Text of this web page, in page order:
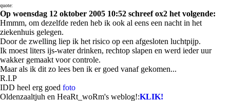
quote:
Op woensdag 12 oktober 2005 10:52 schreef ox2 het volgende:
Hmmm, om dezelfde reden heb ik ook al eens een nacht in het
ziekenhuis gelegen.
Door de zwelling liep ik het risico op een afgesloten luchtpijp.
Ik moest liters ijs-water drinken, rechtop slapen en werd ieder uur
wakker gemaakt voor controle.
Maar als ik dit zo lees ben ik er goed vanaf gekomen...
R.I.P
IDD heel erg goed foto
Oldenzaaltjuh en HeaRt_woRm's weblog!:KLIK!